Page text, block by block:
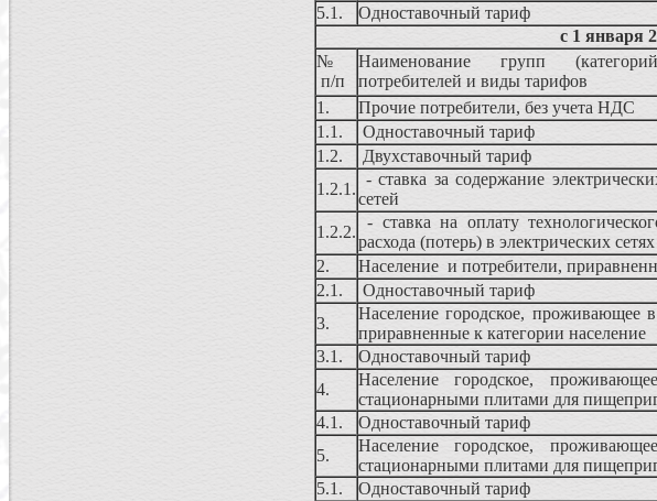
5.1.
Одноставочный тариф
с 1 января
№
п/п
Наименование групп
потребителей и виды тарифов
1.
Прочие потребители, без учета НДС
1.1.
Одноставочный тариф
1.2.
Двухставочный тариф
1.2.1.
- ставка за содержание
сетей
1.2.2.
- ставка на оплату
расхода (потерь) в электрических сетях
2.
Население и потребители,
2.1.
Одноставочный тариф
3.
Население городское, проживающее
приравненные к категории население
3.1.
Одноставочный тариф
4.
Население городское,
стационарными плитами для
4.1.
Одноставочный тариф
5.
Население городское,
стационарными плитами для
5.1.
Одноставочный тариф